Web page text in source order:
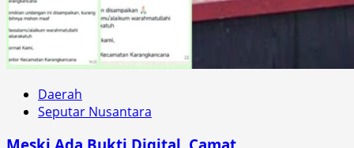
Daerah
Seputar Nusantara